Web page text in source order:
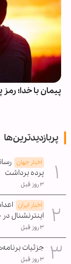
پیمان با خدا؛
پربازدیدترین‌ها
اخبار جهان
پرده برداشت
۳ روز قبل
اخبار ایران
اینترنشنال در جنگ‌های
۳ روز قبل
جزئیات
۳ روز قبل